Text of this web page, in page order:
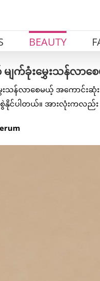
BEAUTY
ခုံးမွှေးသန်လာစေမ
န်လာစေမယ့် အကောင်းဆုံး
င်ပါတယ်။ အားလုံးကလည်း